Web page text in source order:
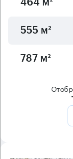
464 м²
555 м²
787 м²